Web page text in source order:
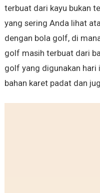
terbuat dari kayu bukan
yang sering Anda lihat
dengan bola golf, di
golf masih terbuat dari
golf yang digunakan hari
bahan karet padat dan